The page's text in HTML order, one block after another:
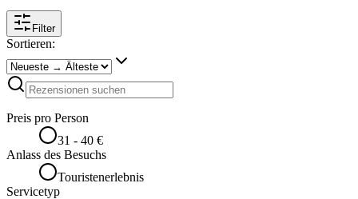
Filter
Sortieren:
Preis pro Person
31 - 40 €
Anlass des Besuchs
Touristenerlebnis
Servicetyp